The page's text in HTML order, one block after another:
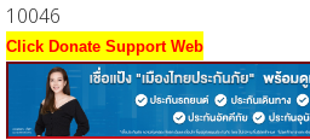
10046
Click Donate Support Web